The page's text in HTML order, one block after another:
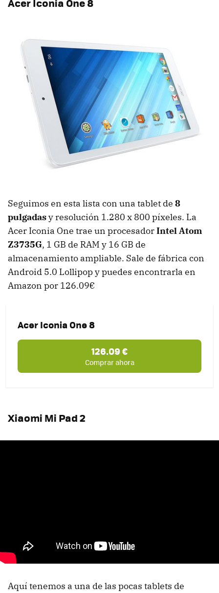
Seguimos en esta lista con una tablet de 8
pulgadasy resolución 1.280 x 800 píxeles. La
Acer Iconia One trae un procesadorIntel Atom
Z3735G, 1 GB de RAM y 16 GB de
almacenamiento ampliable. Sale de fábrica con
Android 5.0 Lollipop y puedes encontrarla en
Amazon por 126.09€
Acer Iconia One 8
126.09 €
Comprar ahora
Xiaomi Mi Pad 2
Aquí tenemos a una de las pocas tablets de